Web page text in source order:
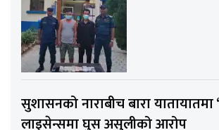
सुशासनको नाराबीच बारा यातायातमा
लाइसेन्समा घुस असुलीको आरोप